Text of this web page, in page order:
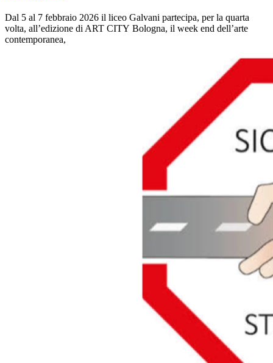
Dal 5 al 7 febbraio 2026 il liceo Galvani partecipa, per la quarta
volta, all’edizione di ART CITY Bologna, il week end dell’arte
contemporanea,